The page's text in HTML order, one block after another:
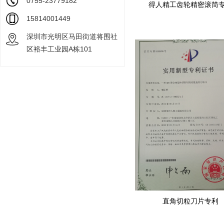
15814001449
深圳市光明区马田街道将围社
区裕丰工业园A栋101
得人精工齿轮精密滚筒
直角切粒刀片专利